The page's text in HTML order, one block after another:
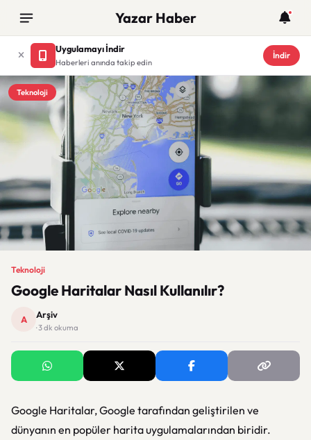
Yazar Haber
Uygulamayı İndir
Haberleri anında takip edin
İndir
Teknoloji
Teknoloji
Google Haritalar Nasıl Kullanılır?
A Arşiv
· 3 dk okuma
Google Haritalar, Google tarafından geliştirilen ve
dünyanın en popüler harita uygulamalarından biridir.